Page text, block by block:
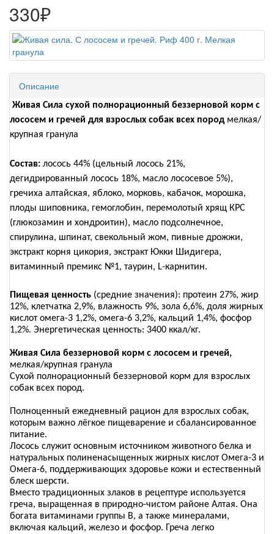
330₽
Описание
Живая Сила сухой полнорационный беззерновой корм с
лососем и гречей для взрослых собак всех пород мелкая/
крупная гранула
Состав: лосось 44% (цельный лосось 21%,
дегидрированный лосось 18%, масло лососевое 5%),
гречиха алтайская, яблоко, морковь, кабачок, морошка,
плоды шиповника, гемоглобин, перемолотый хрящ КРС
(глюкозамин и хондроитин), масло подсолнечное,
спирулина, шпинат, свекольный жом, пивные дрожжи,
экстракт корня цикория, экстракт Юкки Шидигера,
витаминный премикс №1, таурин, L-карнитин.
Пищевая ценность (средние значения): протеин 27%, жир
12%, клетчатка 2,9%, влажность 9%, зола 6,6%, доля жирных
кислот омега-3 1,2%, омега-6 3,2%, кальций 1,4%, фосфор
1,2%. Энергетическая ценность: 3400 ккал/кг.
Живая Сила беззерновой корм с лососем и гречей,
мелкая/крупная гранула
Сухой полнорационный беззерновой корм для взрослых
собак всех пород.
Полноценный ежедневный рацион для взрослых собак,
которым важно лёгкое пищеварение и сбалансированное
питание.
Лосось служит основным источником животного белка и
натуральных полиненасыщенных жирных кислот Омега-3 и
Омега-6, поддерживающих здоровье кожи и естественный
блеск шерсти.
Вместо традиционных злаков в рецептуре используется
греча, выращенная в природно-чистом районе Алтая. Она
богата витаминами группы B, а также минералами,
включая кальций, железо и фосфор. Греча легко